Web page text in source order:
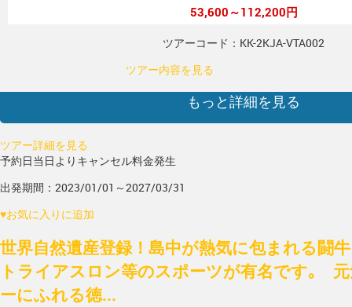
53,600～112,200円
ツアーコード：KK-2KJA-VTA002
ツアー内容を見る
もっと詳細を見る
ツアー詳細を見る
予約日当日よりキャンセル料金発生
出発期間：2023/01/01～2027/03/31
♥お気に入りに追加
世界自然遺産登録！島中が熱気に包まれる闘
トライアスロン等のスポーツが有名です｡
ーにふれる徳...